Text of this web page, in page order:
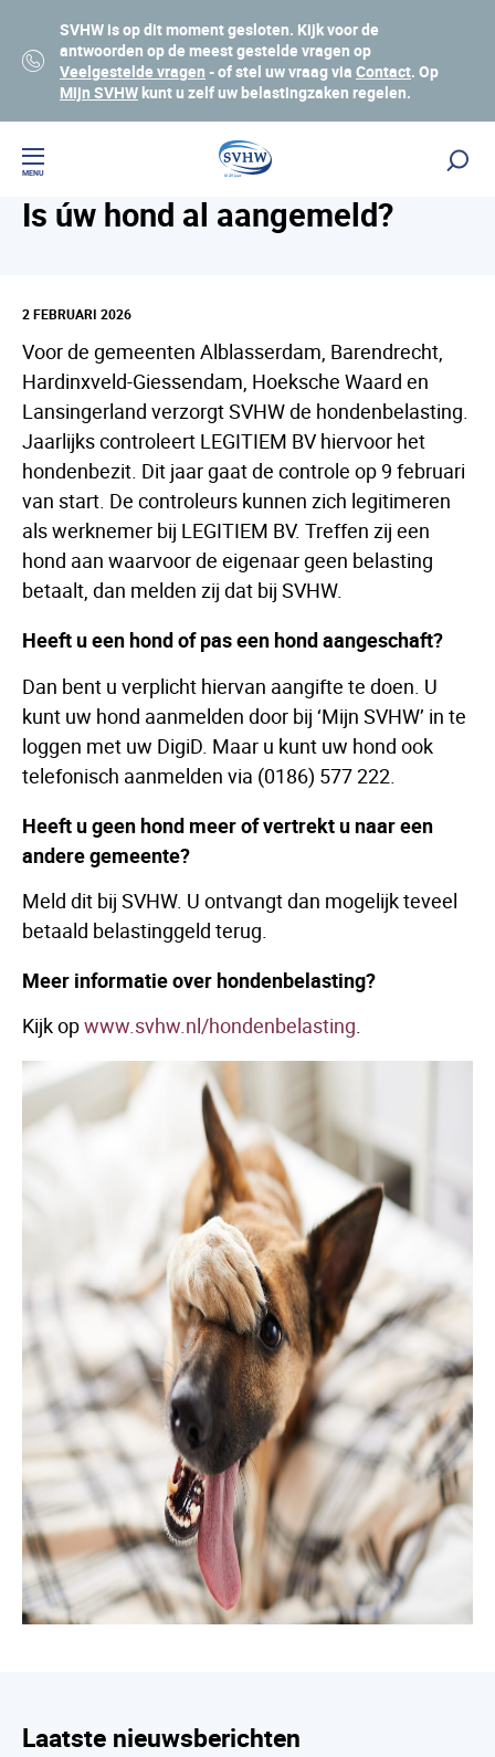
SVHW is op dit moment gesloten. Kijk voor de
antwoorden op de meest gestelde vragen op
Veelgestelde vragen - of stel uw vraag via Contact. Op
Mijn SVHWkunt u zelf uw belastingzaken regelen.
MENU
Is úw hond al aangemeld?
2 FEBRUARI 2026
Voor de gemeenten Alblasserdam, Barendrecht,
Hardinxveld-Giessendam, Hoeksche Waard en
Lansingerland verzorgt SVHW de hondenbelasting.
Jaarlijks controleert LEGITIEM BV hiervoor het
hondenbezit. Dit jaar gaat de controle op 9 februari
van start. De controleurs kunnen zich legitimeren
als werknemer bij LEGITIEM BV. Treffen zij een
hond aan waarvoor de eigenaar geen belasting
betaalt, dan melden zij dat bij SVHW.
Heeft u een hond of pas een hond aangeschaft?
Dan bent u verplicht hiervan aangifte te doen. U
kunt uw hond aanmelden door bij ‘Mijn SVHW’ in te
loggen met uw DigiD. Maar u kunt uw hond ook
telefonisch aanmelden via (0186) 577 222.
Heeft u geen hond meer of vertrekt u naar een
andere gemeente?
Meld dit bij SVHW. U ontvangt dan mogelijk teveel
betaald belastinggeld terug.
Meer informatie over hondenbelasting?
Kijk opwww.svhw.nl/hondenbelasting.
Laatste nieuwsberichten